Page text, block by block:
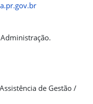
de Gestão /